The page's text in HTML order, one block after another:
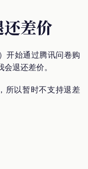
差价
开始通过腾讯问卷购
会退还差价。
所以暂时不支持退差